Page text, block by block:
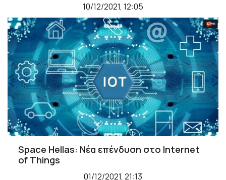
10/12/2021, 12:05
Space Hellas: Νέα επένδυση στο Internet
of Things
01/12/2021, 21:13